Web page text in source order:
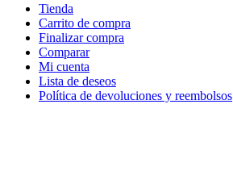
Tienda
Carrito de compra
Finalizar compra
Comparar
Mi cuenta
Lista de deseos
Política de devoluciones y reembolsos